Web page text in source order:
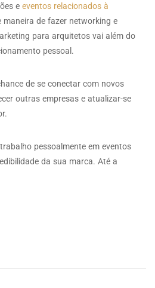
e eventos relacionados à
maneira de fazer networking e
para arquitetos vai além do
pessoal.
de se conectar com novos
outras empresas e atualizar-se
pessoalmente em eventos
da sua marca. Até a